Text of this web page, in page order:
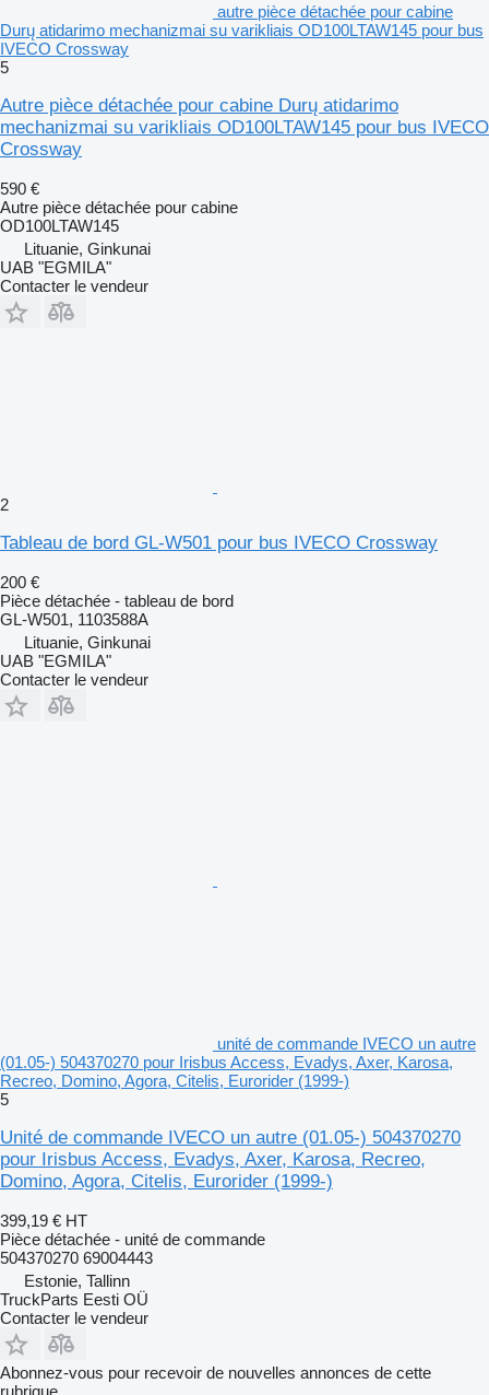
autre pièce détachée pour cabine
Durų atidarimo mechanizmai su varikliais OD100LTAW145 pour bus
IVECO Crossway
5
Autre pièce détachée pour cabine Durų atidarimo
mechanizmai su varikliais OD100LTAW145 pour bus IVECO
Crossway
590 €
Autre pièce détachée pour cabine
OD100LTAW145
Lituanie, Ginkunai
UAB "EGMILA"
Contacter le vendeur
2
Tableau de bord GL-W501 pour bus IVECO Crossway
200 €
Pièce détachée - tableau de bord
GL-W501, 1103588A
Lituanie, Ginkunai
UAB "EGMILA"
Contacter le vendeur
unité de commande IVECO un autre
(01.05-) 504370270 pour Irisbus Access, Evadys, Axer, Karosa,
Recreo, Domino, Agora, Citelis, Eurorider (1999-)
5
Unité de commande IVECO un autre (01.05-) 504370270
pour Irisbus Access, Evadys, Axer, Karosa, Recreo,
Domino, Agora, Citelis, Eurorider (1999-)
399,19 € HT
Pièce détachée - unité de commande
504370270 69004443
Estonie, Tallinn
TruckParts Eesti OÜ
Contacter le vendeur
Abonnez-vous pour recevoir de nouvelles annonces de cette
rubrique